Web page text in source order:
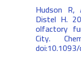
Hudson R,
Distel H.
olfactory
City.